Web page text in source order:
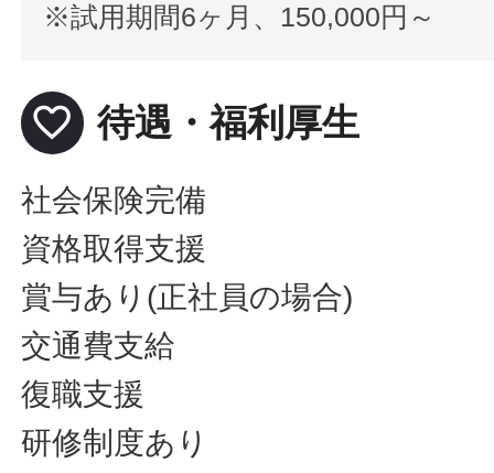
※試用期間6ヶ月、150,000円～
favorite_border 待遇・福利厚生
社会保険完備
資格取得支援
賞与あり(正社員の場合)
交通費支給
復職支援
研修制度あり